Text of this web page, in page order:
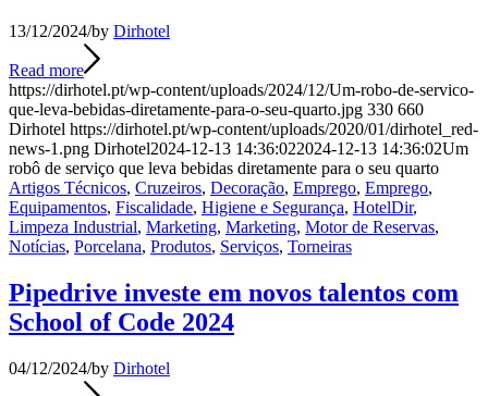
13/12/2024/by Dirhotel
Read more
https://dirhotel.pt/wp-content/uploads/2024/12/Um-robo-de-servico-
que-leva-bebidas-diretamente-para-o-seu-quarto.jpg 330 660
Dirhotel https://dirhotel.pt/wp-content/uploads/2020/01/dirhotel_red-
news-1.png Dirhotel2024-12-13 14:36:022024-12-13 14:36:02Um
robô de serviço que leva bebidas diretamente para o seu quarto
Artigos Técnicos, Cruzeiros, Decoração, Emprego, Emprego,
Equipamentos, Fiscalidade, Higiene e Segurança, HotelDir,
Limpeza Industrial, Marketing, Marketing, Motor de Reservas,
Notícias, Porcelana, Produtos, Serviços, Torneiras
Pipedrive investe em novos talentos com
School of Code 2024
04/12/2024/by Dirhotel